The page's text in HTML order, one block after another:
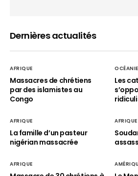
Dernières actualités
AFRIQUE
Massacres de chrétiens
par des islamistes au
Congo
OCÉANIE
Les
AFRIQUE
La famille d’un pasteur
nigérian massacrée
AFRIQUE
AFRIQUE